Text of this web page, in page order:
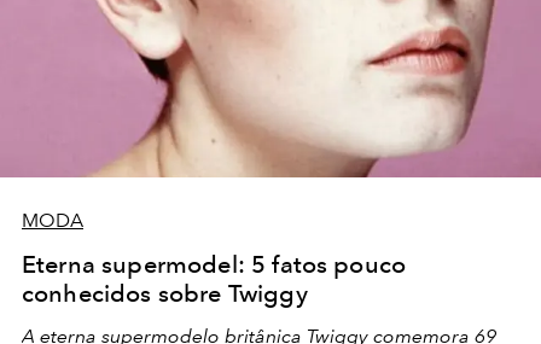
MODA
Eterna supermodel: 5 fatos pouco
conhecidos sobre Twiggy
A eterna supermodelo britânica Twiggy comemora 69